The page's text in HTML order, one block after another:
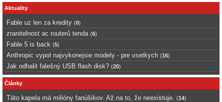
Aktuality
Fable uz len za kredity (0)
zranitelnost ac routerů tenda (6)
Fable 5 is back (5)
Anthropic vypol najvykonejsie modely - pre vsetkych (16)
Jak odhalit falešný USB flash disk? (20)
Články
Táto kapela má milióny fanúšikov. Až na to, že neexistuje. (14)